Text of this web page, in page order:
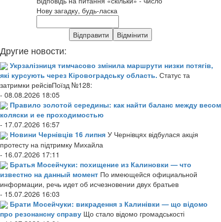
Нову загадку, будь-ласка
Другие новости:
Укрзалізниця тимчасово змінила маршрути низки потягів,
які курсують через Кіровоградську область. Статус та
затримки рейсівПоїзд №128:
- 08.08.2026 18:05
Правило золотой середины: как найти баланс между весом
коляски и ее проходимостью
- 17.07.2026 16:57
Новини Чернівців 16 липня У Чернівцях відбулася акція
протесту на підтримку Михайла
- 16.07.2026 17:11
Братья Мосейчуки: похищение из Калиновки — что
известно на данный момент По имеющейся официальной
информации, речь идет об исчезновении двух братьев
- 15.07.2026 16:03
Брати Мосейчуки: викрадення з Калинівки — що відомо
про резонансну справу Що стало відомо громадськості